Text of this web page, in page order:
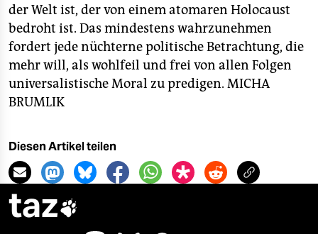
der Welt ist, der von einem atomaren Holocaust
bedroht ist. Das mindestens wahrzunehmen
fordert jede nüchterne politische Betrachtung, die
mehr will, als wohlfeil und frei von allen Folgen
universalistische Moral zu predigen. MICHA
BRUMLIK
Diesen Artikel teilen
taz